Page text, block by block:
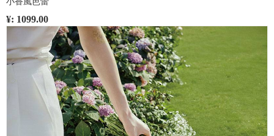
小香風芭蕾
¥: 1099.00